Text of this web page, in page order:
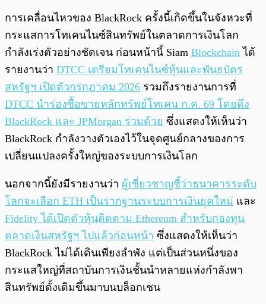
การเคลื่อนไหวของ BlackRock ครั้งนี้เกิดขึ้นในจังหวะที่
กระแสการโทเคนไนซ์สินทรัพย์ในตลาดการเงินโลก
กำลังเร่งตัวอย่างชัดเจน ก่อนหน้านี้ Siam Blockchain ได้
รายงานว่า DTCC เตรียมโทเคนไนซ์หุ้นและพันธบัตร
สหรัฐฯ เปิดตัวกรกฎาคม 2026 รวมถึงรายงานการที่
DTCC นำร่องซื้อขายหลักทรัพย์โทเคน ก.ค. 69 โดยดึง
BlackRock และ JPMorgan ร่วมด้วย ซึ่งแสดงให้เห็นว่า
BlackRock กำลังวางตัวเองไว้ในจุดศูนย์กลางของการ
เปลี่ยนแปลงครั้งใหญ่ของระบบการเงินโลก
นอกจากนี้ยังมีรายงานว่า ผู้เชี่ยวชาญชี้ว่าธนาคารระดับ
โลกจะเลือก ETH เป็นรากฐานระบบการเงินยุคใหม่ และ
Fidelity ได้เปิดตัวหุ้นติดตาม Ethereum สำหรับกองทุน
ตลาดเงินสหรัฐฯ ไปแล้วก่อนหน้า ซึ่งแสดงให้เห็นว่า
BlackRock ไม่ได้เดินเพียงลำพัง แต่เป็นส่วนหนึ่งของ
กระแสใหญ่ที่สถาบันการเงินชั้นนำหลายแห่งกำลังพา
สินทรัพย์ดั้งเดิมขึ้นมาบนบล็อกเชน